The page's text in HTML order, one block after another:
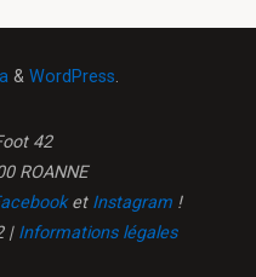
& WordPress.
42
ROANNE
et Instagram !
| Informations légales